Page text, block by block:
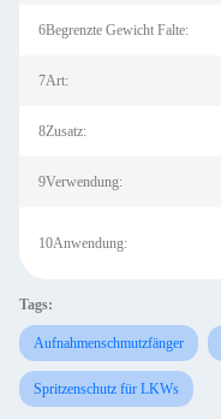
6Begrenzte Gewicht Falte:
7Art:
8Zusatz:
9Verwendung:
10Anwendung:
Tags:
Aufnahmenschmutzfänger
Spritzenschutz für LKWs